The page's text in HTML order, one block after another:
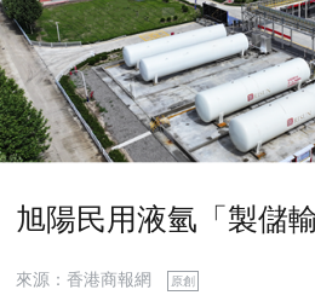
旭陽民用液氫「製儲
來源：香港商報網 原創